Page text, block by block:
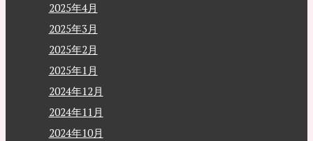
2025年4月
2025年3月
2025年2月
2025年1月
2024年12月
2024年11月
2024年10月